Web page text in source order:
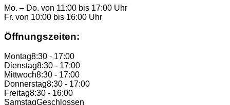
Mo. – Do. von 11:00 bis 17:00 Uhr
Fr. von 10:00 bis 16:00 Uhr
Öffnungszeiten:
Montag8:30 - 17:00
Dienstag8:30 - 17:00
Mittwoch8:30 - 17:00
Donnerstag8:30 - 17:00
Freitag8:30 - 16:00
SamstagGeschlossen